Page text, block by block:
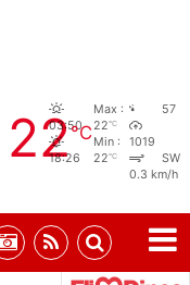
22°C
03:50
18:26
Max :
22°C
Min :
22°C
57
1019
SW
0.3 km/h